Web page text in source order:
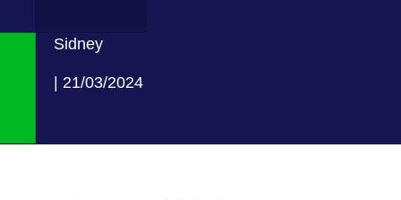
Sidney
| 21/03/2024